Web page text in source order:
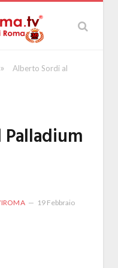
»
Alberto Sordi al
19 Febbraio